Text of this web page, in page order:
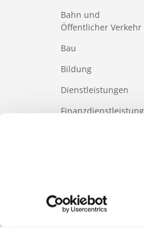
Bahn und
Öffentlicher Verkehr
Bau
Bildung
Dienstleistungen